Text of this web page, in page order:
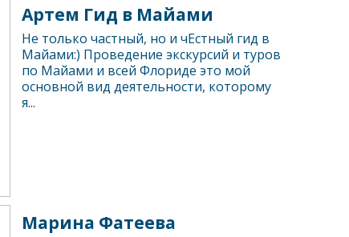
Артем Гид в Майами
Не только частный, но и чЕстный гид в
Майами:) Проведение экскурсий и туров
по Майами и всей Флориде это мой
основной вид деятельности, которому
я...
Марина Фатеева